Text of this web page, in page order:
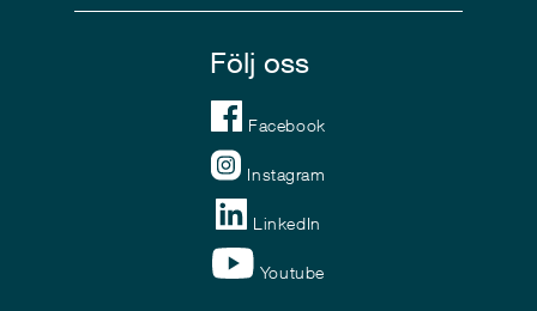
Följ oss
Facebook
Instagram
LinkedIn
Youtube